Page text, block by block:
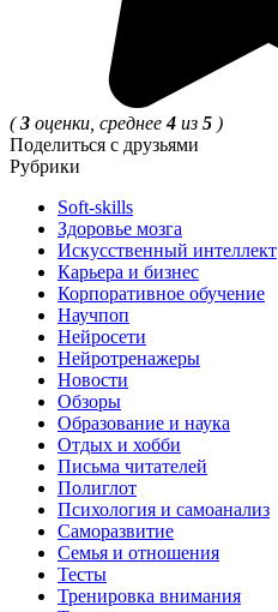
(3 оценки, среднее4 из 5 )
Поделиться с друзьями
Рубрики
Soft-skills
Здоровье мозга
Искусственный интеллект
Карьера и бизнес
Корпоративное обучение
Научпоп
Нейросети
Нейротренажеры
Новости
Обзоры
Образование и наука
Отдых и хобби
Письма читателей
Полиглот
Психология и самоанализ
Саморазвитие
Семья и отношения
Тесты
Тренировка внимания